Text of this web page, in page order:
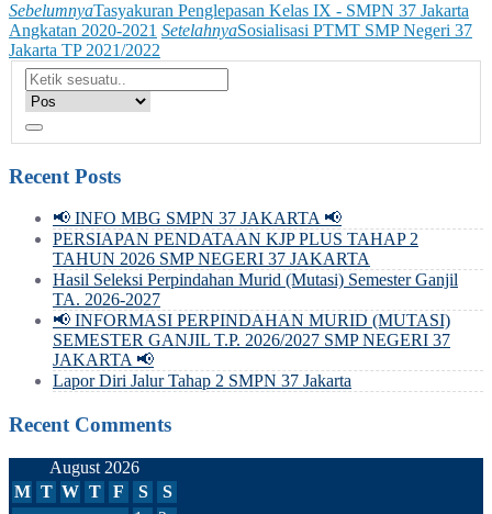
SebelumnyaTasyakuran Penglepasan Kelas IX - SMPN 37 Jakarta
Angkatan 2020-2021 SetelahnyaSosialisasi PTMT SMP Negeri 37
Jakarta TP 2021/2022
Recent Posts
📢 INFO MBG SMPN 37 JAKARTA 📢
PERSIAPAN PENDATAAN KJP PLUS TAHAP 2
TAHUN 2026 SMP NEGERI 37 JAKARTA
Hasil Seleksi Perpindahan Murid (Mutasi) Semester Ganjil
TA. 2026-2027
📢 INFORMASI PERPINDAHAN MURID (MUTASI)
SEMESTER GANJIL T.P. 2026/2027 SMP NEGERI 37
JAKARTA 📢
Lapor Diri Jalur Tahap 2 SMPN 37 Jakarta
Recent Comments
August 2026
M T W T F S
S